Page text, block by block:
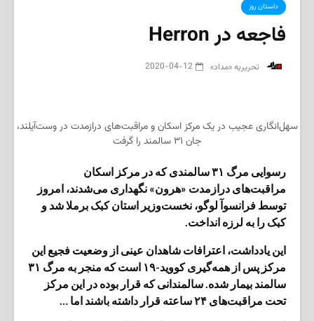
داستان روز
فاجعه در Herron
‌ تحریریه «مداد» 2020-04-12
سهل‌انگاری عجیب در یک مرکز اسکان و مراقبت‌های درازمدت در وست‌آیلند،
جان ۳۱ سالمند را گرفت
رسوایی مرگ ۳۱ سالمندی که در مرکز اسکان
مراقبت‌های درازمدت «هرون» نگهداری می‌شدند، امروز
توسط فرانسوآ لوگو، نخست‌وزیر استان کبک برملا شد و
کبک را به لرزه انداخت.
این یادداشت، اعترافات شاهدان عینی از وضعیت فجیع این
مرکز پس از همه‌گیری کووید-۱۹ است که منجر به مرگ ۳۱
سالمند بیمار شده. سالمندانی که قرار بوده در این مرکز
تحت مراقبت‌های ۲۴ ساعته قرار داشته باشند اما …